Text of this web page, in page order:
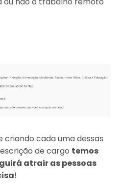
criando cada uma dessas
de cargo temos
atrair as pessoas
!